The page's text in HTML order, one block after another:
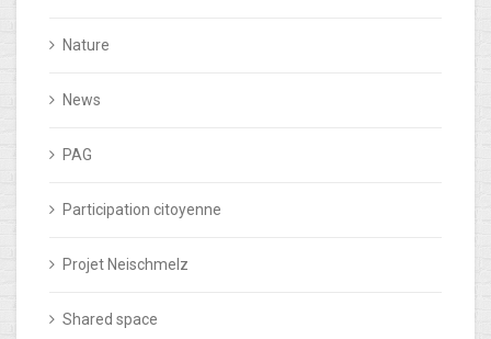
Nature
News
PAG
Participation citoyenne
Projet Neischmelz
Shared space